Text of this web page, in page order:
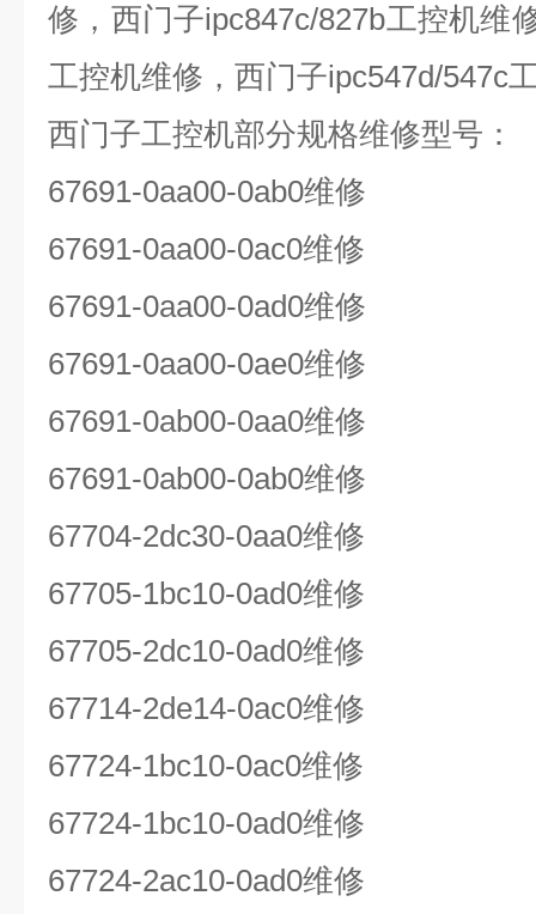
修，西门子ipc847c/827b工控机维
工控机维修，西门子ipc547d/547c
西门子工控机部分规格维修型号：
67691-0aa00-0ab0维修
67691-0aa00-0ac0维修
67691-0aa00-0ad0维修
67691-0aa00-0ae0维修
67691-0ab00-0aa0维修
67691-0ab00-0ab0维修
67704-2dc30-0aa0维修
67705-1bc10-0ad0维修
67705-2dc10-0ad0维修
67714-2de14-0ac0维修
67724-1bc10-0ac0维修
67724-1bc10-0ad0维修
67724-2ac10-0ad0维修